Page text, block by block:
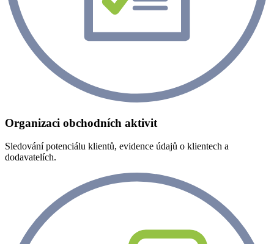
Organizaci obchodních aktivit
Sledování potenciálu klientů, evidence údajů o klientech a
dodavatelích.